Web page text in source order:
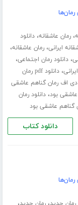
رمان‌ها
،رمان عاشقانه،دانلود
ایرانی،رمان عاشقانه،
،دانلود رمان اجتماعی،
،
دانلود pdf رمان
دی اف رمان گناهم عاشقی
عاشقی بود،دانلود رمان
گناهم عاشقی بود
دانلود کتاب
رمان‌ها